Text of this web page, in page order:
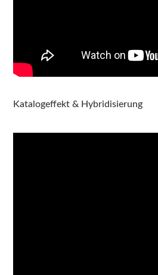
Katalogeffekt & Hybridisierung